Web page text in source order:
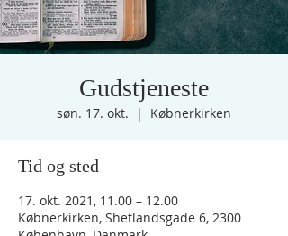
Gudstjeneste
søn. 17. okt.
  |
Købnerkirken
Tid og sted
17. okt. 2021, 11.00 – 12.00
Købnerkirken, Shetlandsgade 6, 2300